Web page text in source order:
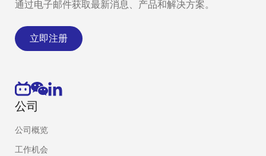
通过电子邮件获取最新消息、产品和解决方案。
立即注册
公司
公司概览
工作机会